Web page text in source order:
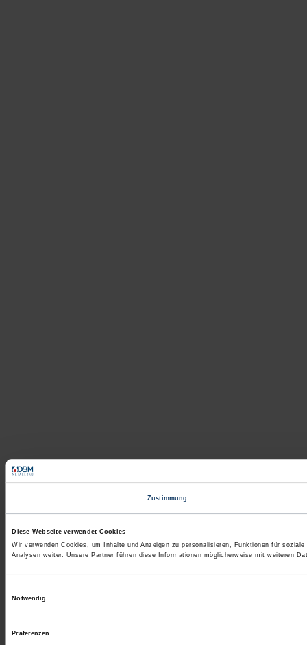
Zustimmung
Diese Webseite verwendet Cookies
Wir verwenden Cookies, um Inhalte und Anzeigen zu personalisieren, Funktionen für
Analysen weiter. Unsere Partner führen diese Informationen möglicherweise mit weiteren
Notwendig
Präferenzen